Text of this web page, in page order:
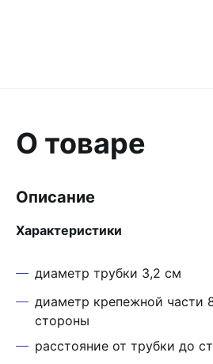
О товаре
Описание
Характеристики
диаметр трубки 3,2 см
диаметр крепежной части
стороны
расстояние от трубки до